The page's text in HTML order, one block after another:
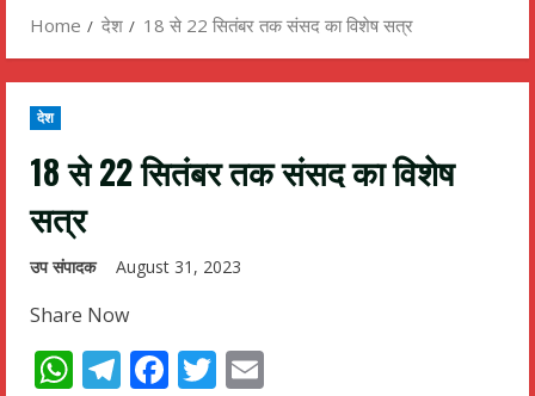
Home देश 18 से 22 सितंबर तक संसद का विशेष सत्र
देश
18 से 22 सितंबर तक संसद का विशेष
सत्र
उप संपादक August 31, 2023
Share Now
WhatsApp
Telegram
Facebook
Twitter